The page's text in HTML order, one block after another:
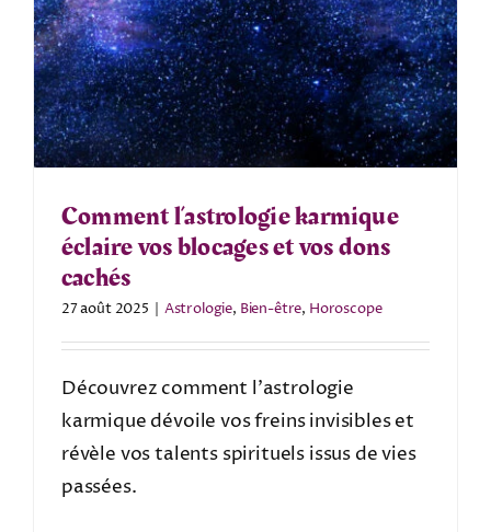
Comment l’astrologie karmique
éclaire vos blocages et vos dons
cachés
27 août 2025 | Astrologie, Bien-être, Horoscope
Découvrez comment l’astrologie
karmique dévoile vos freins invisibles et
révèle vos talents spirituels issus de vies
passées.